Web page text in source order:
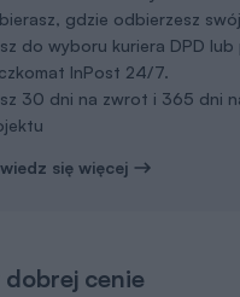
gdzie odbierzesz
do wyboru kuriera DPD lub
InPost 24/7.
30 dni na zwrot i 365 dni
się więcej
cenie